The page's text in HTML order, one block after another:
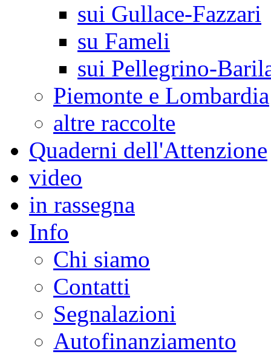
sui Gullace-Fazzari
su Fameli
sui Pellegrino-
Piemonte e Lombardia
altre raccolte
Quaderni dell'Attenzione
video
in rassegna
Info
Chi siamo
Contatti
Segnalazioni
Autofinanziamento